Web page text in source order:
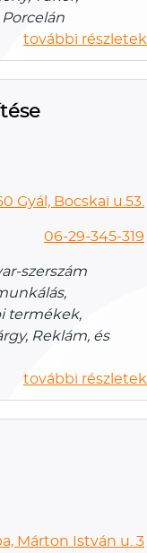
további részletek
Gyál, Bocskai u.53.
06-29-345-319
szerszám
termékek,
Reklám, és
további részletek
Márton István u. 3